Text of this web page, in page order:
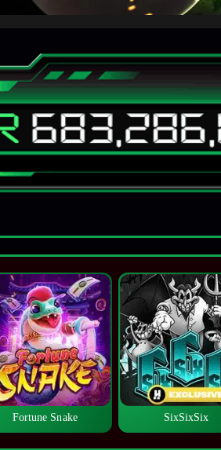
Fortune Snake SixSixSix